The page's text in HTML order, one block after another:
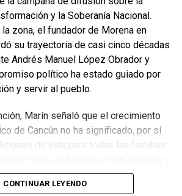
pastizales y manglares mediante la
de las cuales 261 son nativas
acciones alcanzarán 37 Áreas
y 17 Áreas Destinadas
Conservación, con el objetivo de
estratégicos y fortalecer la resiliencia
Villegas afirmó que reforestar es
los suelos y construir
también significa defender nuestra
y la Soberanía Nacional.
zona, el fundador de Morena en
su trayectoria de casi cinco décadas
Andrés Manuel López Obrador y
político ha estado guiado por
y servir al pueblo.
Marín señaló que el crecimiento
de Cancún no ha significado, por sí
de vida para todas las familias.
han permanecido rezagados,
de los programas sociales, el
CONTINUAR LEYENDO